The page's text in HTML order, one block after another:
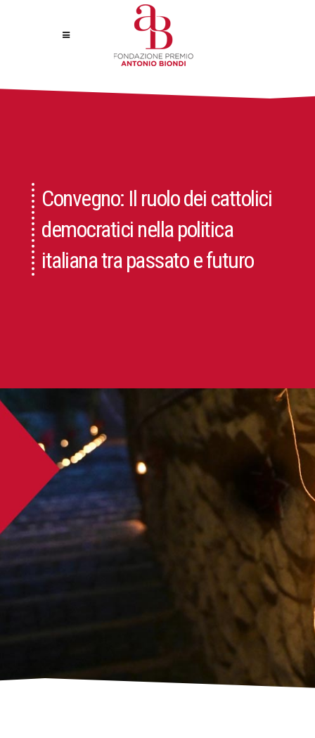
Convegno: Il ruolo dei cattolici
democratici nella politica
italiana tra passato e futuro